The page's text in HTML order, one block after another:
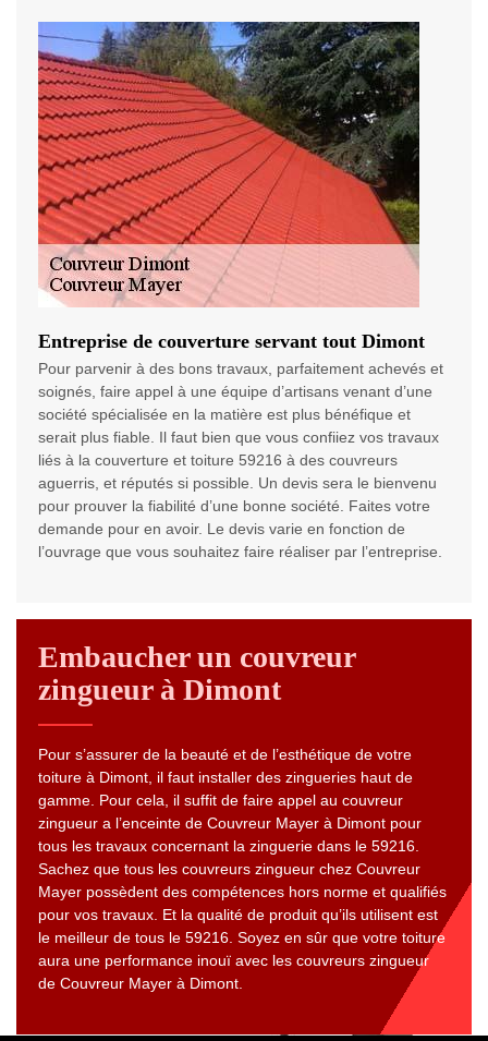
Entreprise de couverture servant tout Dimont
Pour parvenir à des bons travaux, parfaitement achevés et
soignés, faire appel à une équipe d’artisans venant d’une
société spécialisée en la matière est plus bénéfique et
serait plus fiable. Il faut bien que vous confiiez vos travaux
liés à la couverture et toiture 59216 à des couvreurs
aguerris, et réputés si possible. Un devis sera le bienvenu
pour prouver la fiabilité d’une bonne société. Faites votre
demande pour en avoir. Le devis varie en fonction de
l’ouvrage que vous souhaitez faire réaliser par l’entreprise.
Embaucher un couvreur
zingueur à Dimont
Pour s’assurer de la beauté et de l’esthétique de votre
toiture à Dimont, il faut installer des zingueries haut de
gamme. Pour cela, il suffit de faire appel au couvreur
zingueur a l’enceinte de Couvreur Mayer à Dimont pour
tous les travaux concernant la zinguerie dans le 59216.
Sachez que tous les couvreurs zingueur chez Couvreur
Mayer possèdent des compétences hors norme et qualifiés
pour vos travaux. Et la qualité de produit qu’ils utilisent est
le meilleur de tous le 59216. Soyez en sûr que votre toiture
aura une performance inouï avec les couvreurs zingueur
de Couvreur Mayer à Dimont.